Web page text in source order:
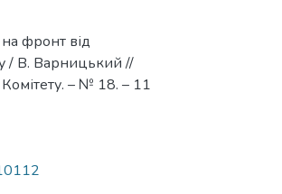
фронт від
/ В. Варницький //
Комітету. – № 18. – 11